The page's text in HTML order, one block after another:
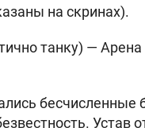
на скринах).
танку) — Арена
бесчисленные
Устав